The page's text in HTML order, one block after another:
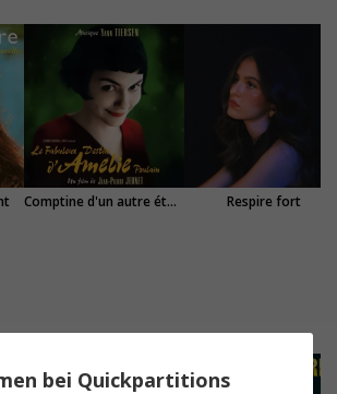
Comptine d'un autre été : l'après-midi Respire fort
bei Quickpartitions